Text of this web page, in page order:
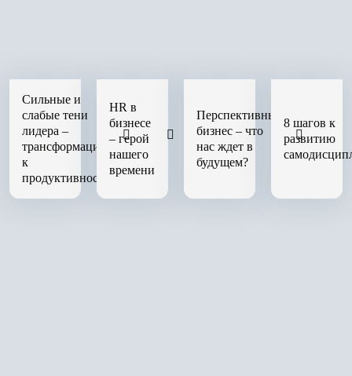
Сильные и
слабые тени
лидера –
трансформация
к
продуктивности
HR в
бизнесе
– герой
нашего
времени
Перспективный
бизнес – что
нас ждет в
будущем?
8 шагов к
развитию